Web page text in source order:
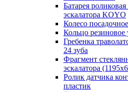
Батарея
эскалатора KOYO
Колесо
Кольцо резиновое
Гребенка
24 зуба
Фрагмент
эскалатора
Ролик датчика
пластик